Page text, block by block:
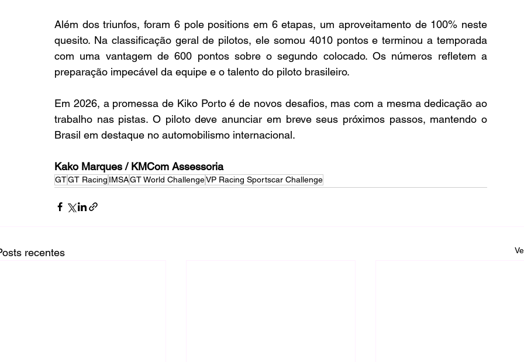
Além dos triunfos, foram 6 pole positions em 6 etapas, um aproveitamento de 100% neste
quesito. Na classificação geral de pilotos, ele somou 4010 pontos e terminou a temporada
com uma vantagem de 600 pontos sobre o segundo colocado. Os números refletem a
preparação impecável da equipe e o talento do piloto brasileiro.
Em 2026, a promessa de Kiko Porto é de novos desafios, mas com a mesma dedicação ao
trabalho nas pistas. O piloto deve anunciar em breve seus próximos passos, mantendo o
Brasil em destaque no automobilismo internacional.
Kako Marques / KMCom Assessoria
GTGT Racing IMSAGT World ChallengeVP Racing Sportscar Challenge
recentes